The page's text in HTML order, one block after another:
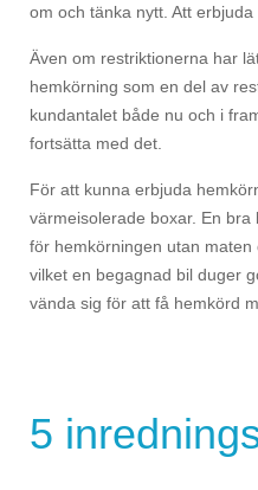
om och tänka nytt. Att
Även om restriktionerna har
hemkörning som en del av
kundantalet både nu och i
fortsätta med det.
För att kunna erbjuda
värmeisolerade boxar. En
för hemkörningen utan
vilket en begagnad bil duger
vända sig för att få hemkörd
5